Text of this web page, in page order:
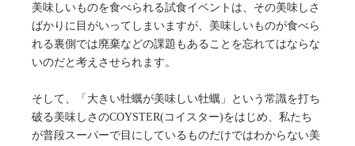
美味しいものを食べられる試食イベントは、その美味しさ
ばかりに目がいってしまいますが、美味しいものが食べら
れる裏側では廃棄などの課題もあることを忘れてはならな
いのだと考えさせられます。
そして、「大きい牡蠣が美味しい牡蠣」という常識を打ち
破る美味しさのCOYSTER(コイスター)をはじめ、私たち
が普段スーパーで目にしているものだけではわからない美